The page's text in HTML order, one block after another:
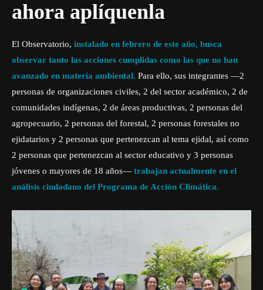
ahora aplíquenla
El Observatorio, instalado en febrero de este año, busca
observar tanto las acciones cumplidas como las que no han
avanzado en materia ambiental. Para ello, sus integrantes —2
personas de organizaciones civiles, 2 del sector académico, 2 de
comunidades indígenas, 2 de áreas productivas, 2 personas del
agropecuario, 2 personas del forestal, 2 personas forestales no
ejidatarios y 2 personas que pertenezcan al tema ejidal, así como
2 personas que pertenezcan al sector educativo y 3 personas
jóvenes o mayores de 18 años— trabajan actualmente en el
análisis ciudadano del Programa de Acción Climática.